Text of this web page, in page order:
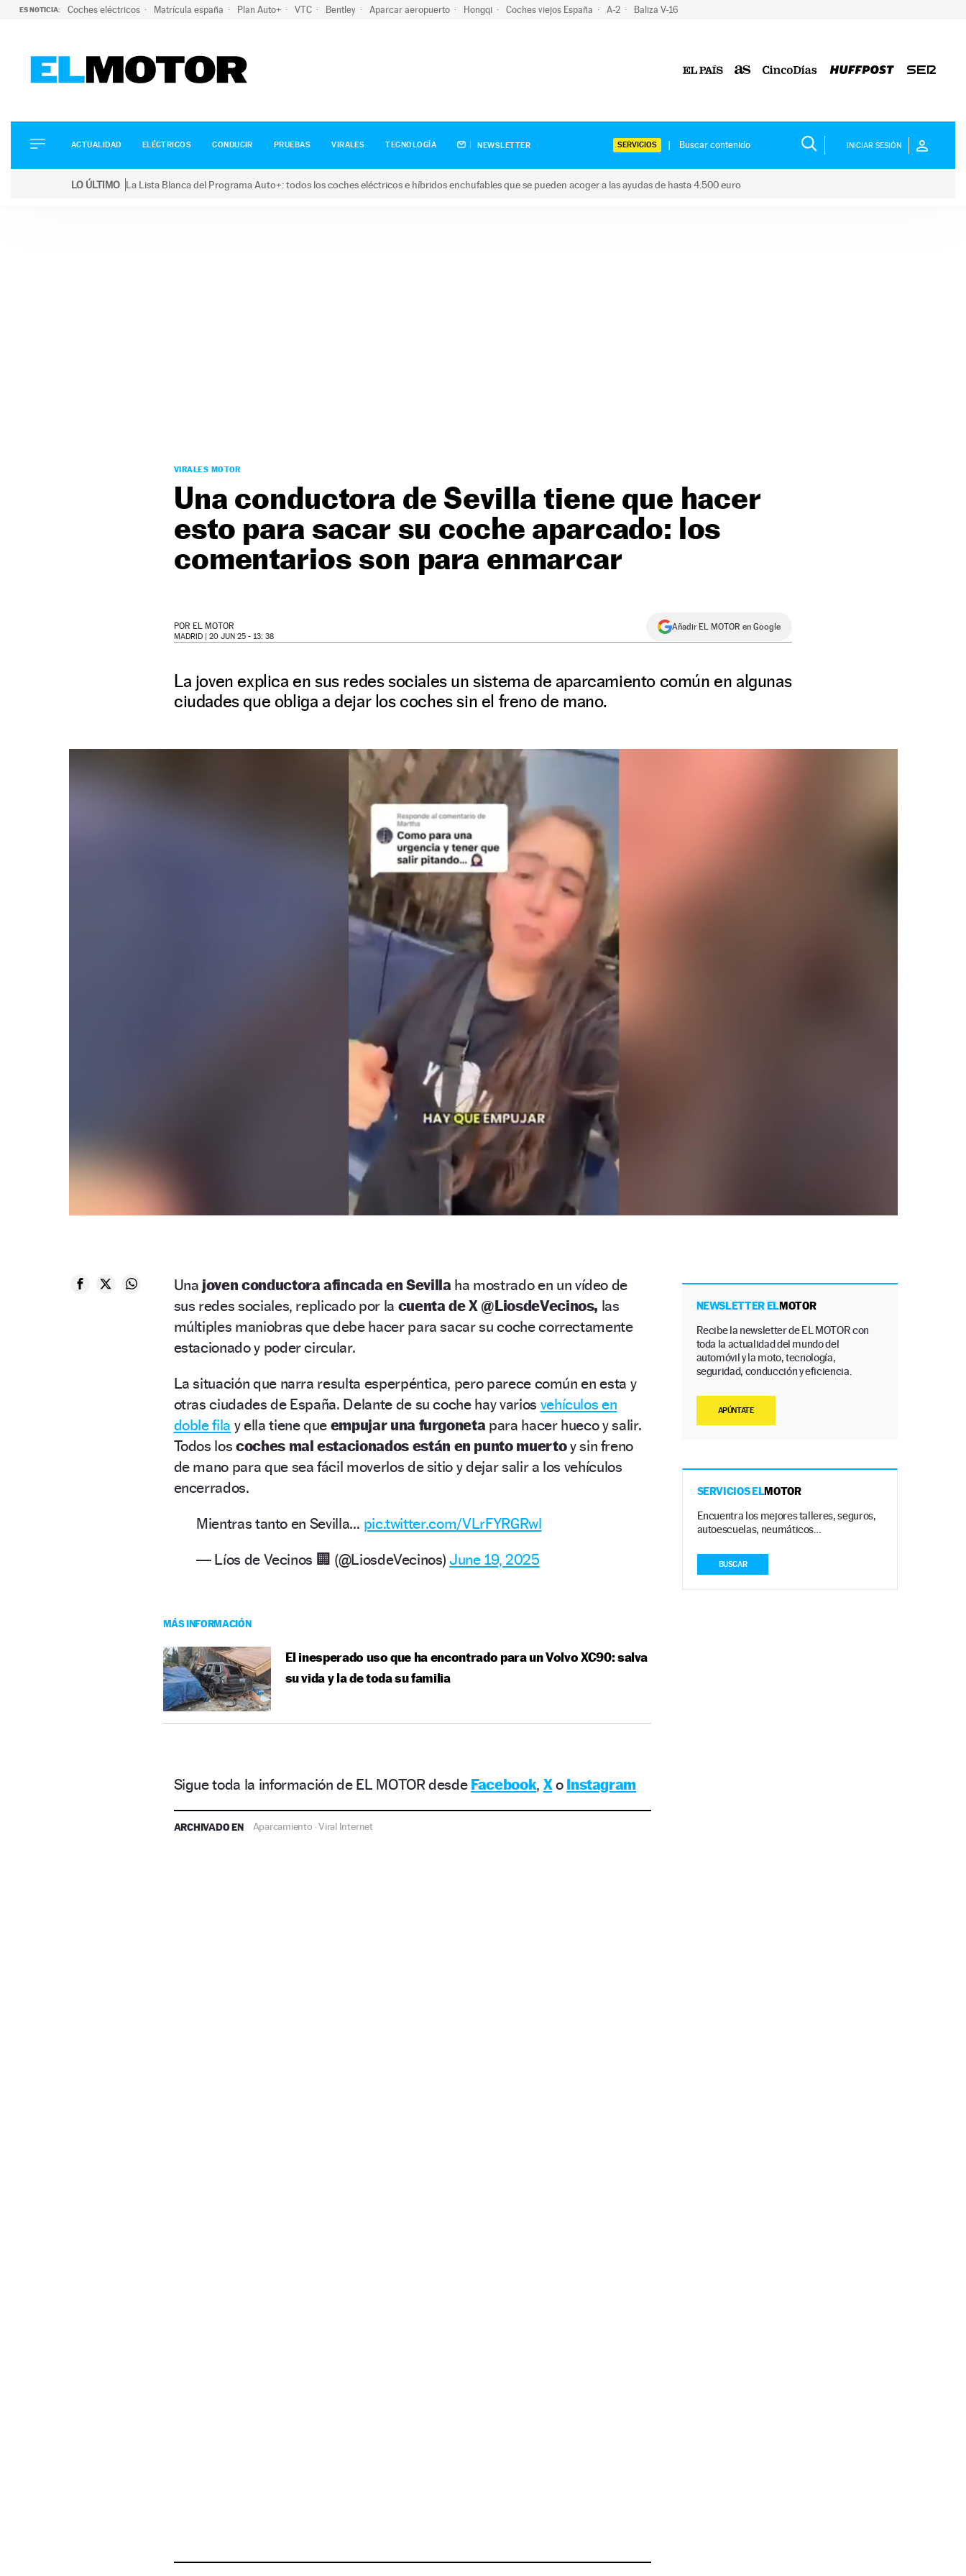
ES NOTICIA: Coches eléctricos Matrícula españa Plan Auto+ VTC Bentley Aparcar aeropuerto Hongqi Coches viejos España A-2 Baliza V-16
ELÉCTRICOS
CONDUCIR
ACTUALIDAD ELÉCTRICOS CONDUCIR PRUEBAS VIRALES TECNOLOGÍA NEWSLETTER SERVICIOS INICIAR SESIÓN
LO ÚLTIMO La Lista Blanca del Programa Auto+: todos los coches eléctricos e híbridos enchufables que se pueden acoger a las ayudas de hasta 4.500 euro
VIRALES MOTOR
Una conductora de Sevilla tiene que hacer
esto para sacar su coche aparcado: los
comentarios son para enmarcar
POR EL MOTOR
MADRID | 20 JUN 25 - 13: 38
Añadir EL MOTOR en Google
La joven explica en sus redes sociales un sistema de aparcamiento común en algunas
ciudades que obliga a dejar los coches sin el freno de mano.
Una joven conductora afincada en Sevilla ha mostrado en un vídeo de
sus redes sociales, replicado por la cuenta de X @LiosdeVecinos, las
múltiples maniobras que debe hacer para sacar su coche correctamente
estacionado y poder circular.
La situación que narra resulta esperpéntica, pero parece común en esta y
otras ciudades de España. Delante de su coche hay varios vehículos en
doble fila y ella tiene que empujar una furgoneta para hacer hueco y salir.
Todos loscoches mal estacionados están en punto muertoy sin freno
de mano para que sea fácil moverlos de sitio y dejar salir a los vehículos
encerrados.
Mientras tanto en Sevilla… pic.twitter.com/VLrFYRGRwl
— Líos de Vecinos 🏢 (@LiosdeVecinos)June 19, 2025
MÁS INFORMACIÓN
El inesperado uso que ha encontrado para un Volvo XC90: salva
su vida y la de toda su familia
Sigue toda la información de EL MOTOR desde Facebook, Xo Instagram
ARCHIVADO EN Aparcamiento ·Viral Internet
NEWSLETTER ELMOTOR
Recibe la newsletter de EL MOTOR con
toda la actualidad del mundo del
automóvil y la moto, tecnología,
seguridad, conducción y eficiencia.
APÚNTATE
SERVICIOS ELMOTOR
Encuentra los mejores talleres, seguros,
autoescuelas, neumáticos…
BUSCAR